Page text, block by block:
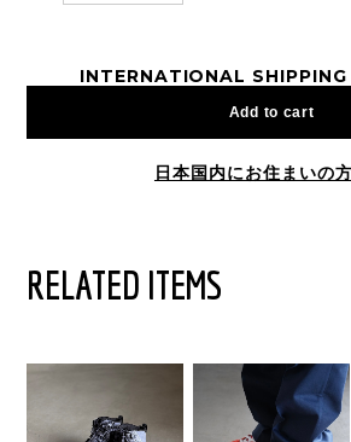
INTERNATIONAL
Add to cart
日本国内にお住まいの
RELATED ITEMS